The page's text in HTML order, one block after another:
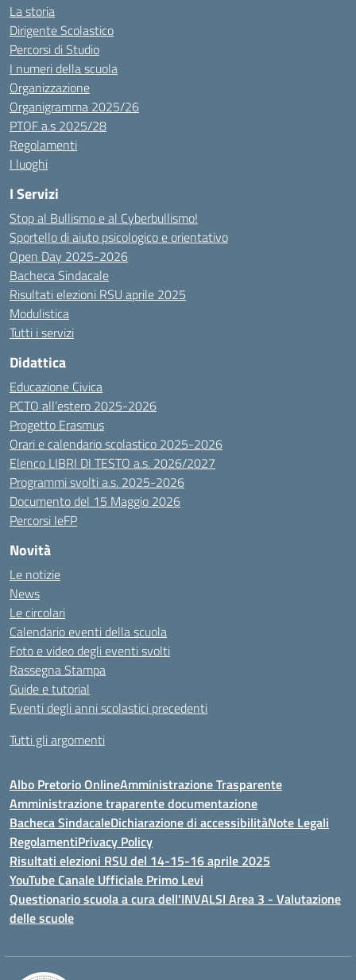
La storia
Dirigente Scolastico
Percorsi di Studio
I numeri della scuola
Organizzazione
Organigramma 2025/26
PTOF a.s 2025/28
Regolamenti
I luoghi
I Servizi
Stop al Bullismo e al Cyberbullismo!
Sportello di aiuto psicologico e orientativo
Open Day 2025-2026
Bacheca Sindacale
Risultati elezioni RSU aprile 2025
Modulistica
Tutti i servizi
Didattica
Educazione Civica
PCTO all’estero 2025-2026
Progetto Erasmus
Orari e calendario scolastico 2025-2026
Elenco LIBRI DI TESTO a.s. 2026/2027
Programmi svolti a.s. 2025-2026
Documento del 15 Maggio 2026
Percorsi IeFP
Novità
Le notizie
News
Le circolari
Calendario eventi della scuola
Foto e video degli eventi svolti
Rassegna Stampa
Guide e tutorial
Eventi degli anni scolastici precedenti
Tutti gli argomenti
Albo Pretorio OnlineAmministrazione Trasparente
Amministrazione traparente documentazione
Bacheca SindacaleDichiarazione di accessibilitàNote Legali
RegolamentiPrivacy Policy
Risultati elezioni RSU del 14-15-16 aprile 2025
YouTube Canale Ufficiale Primo Levi
Questionario scuola a cura dell'INVALSI Area 3 - Valutazione
delle scuole